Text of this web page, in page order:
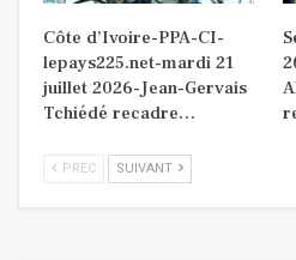
Côte d’Ivoire-PPA-CI-
lepays225.net-mardi 21
juillet 2026-Jean-Gervais
Tchiédé recadre…
PREC SUIVANT